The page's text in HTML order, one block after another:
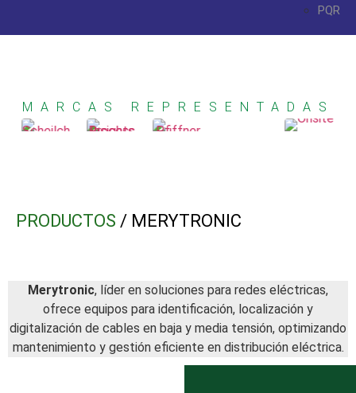
PQR
MARCAS REPRESENTADAS
PRODUCTOS / MERYTRONIC
Merytronic, líder en soluciones para redes eléctricas,
ofrece equipos para identificación, localización y
digitalización de cables en baja y media tensión, optimizando
mantenimiento y gestión eficiente en distribución eléctrica.